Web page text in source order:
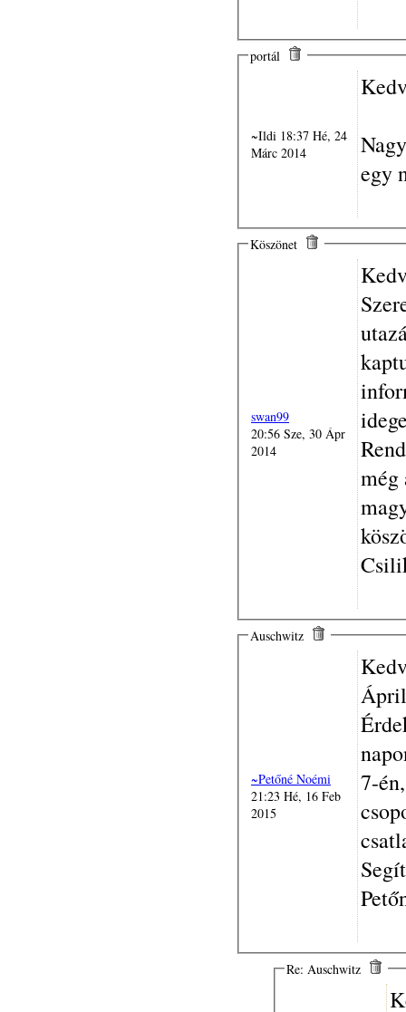
portál
~Ildi 18:37 Hé, 24
Márc 2014
egy
Köszönet
swan99
20:56 Sze, 30 Ápr
2014
még
Auschwitz
~Petőné Noémi
21:23 Hé, 16 Feb
2015
7-
Re: Auschwitz